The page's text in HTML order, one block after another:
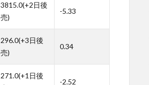
3815.0(+2日後
売)
-5.33
296.0(+3日後
売)
0.34
271.0(+1日後
-2.52